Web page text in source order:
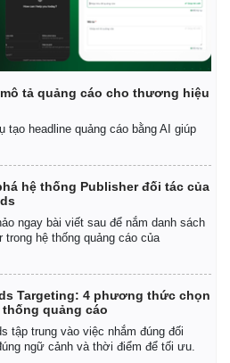
tả quảng cáo cho thương hiệu
tạo headline quảng cáo bằng AI giúp
hệ thống Publisher đối tác của
ngay bài viết sau để nắm danh sách
trong hệ thống quảng cáo của
Targeting: 4 phương thức chọn
thống quảng cáo
tập trung vào việc nhắm đúng đối
ngữ cảnh và thời điểm để tối ưu.